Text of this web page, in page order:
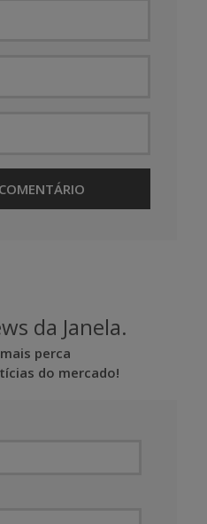
da Janela.
perca
do mercado!